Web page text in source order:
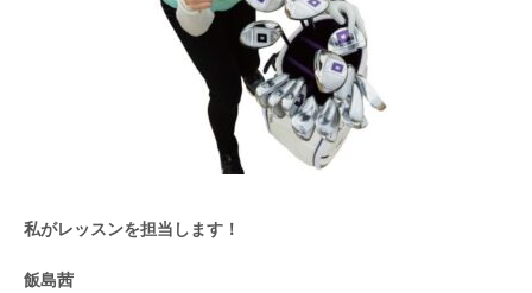
私がレッスンを担当します！
飯島茜